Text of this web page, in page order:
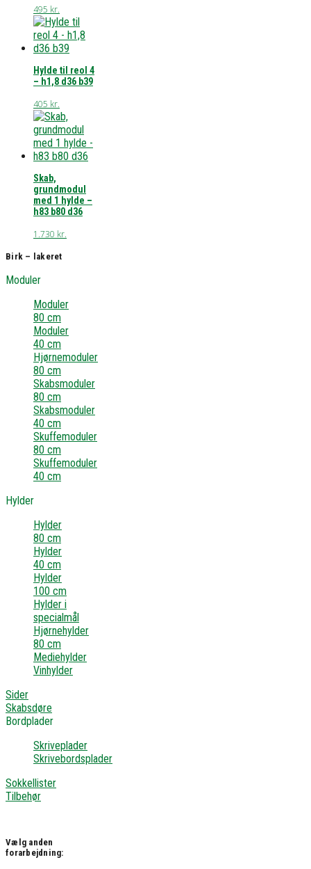
495 kr.
Hylde til reol 4
– h1,8 d36 b39
405 kr.
Skab,
grundmodul
med 1 hylde –
h83 b80 d36
1.730 kr.
Birk – lakeret
Moduler
Moduler
80 cm
Moduler
40 cm
Hjørnemoduler
80 cm
Skabsmoduler
80 cm
Skabsmoduler
40 cm
Skuffemoduler
80 cm
Skuffemoduler
40 cm
Hylder
Hylder
80 cm
Hylder
40 cm
Hylder
100 cm
Hylder i
specialmål
Hjørnehylder
80 cm
Mediehylder
Vinhylder
Sider
Skabsdøre
Bordplader
Skriveplader
Skrivebordsplader
Sokkellister
Tilbehør
Vælg anden
forarbejdning: